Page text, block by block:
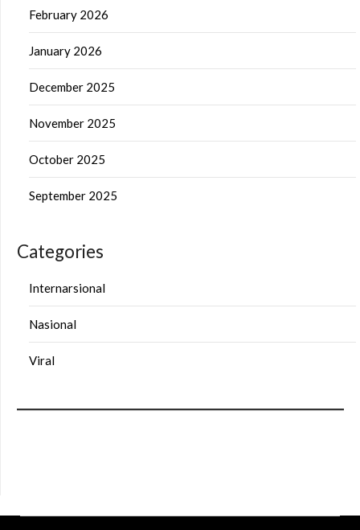
February 2026
January 2026
December 2025
November 2025
October 2025
September 2025
Categories
Internarsional
Nasional
Viral